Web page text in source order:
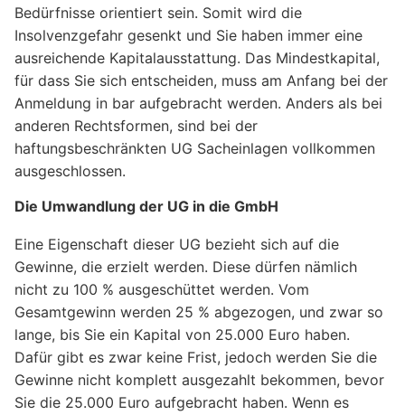
Bedürfnisse orientiert sein. Somit wird die
Insolvenzgefahr gesenkt und Sie haben immer eine
ausreichende Kapitalausstattung. Das Mindestkapital,
für dass Sie sich entscheiden, muss am Anfang bei der
Anmeldung in bar aufgebracht werden. Anders als bei
anderen Rechtsformen, sind bei der
haftungsbeschränkten UG Sacheinlagen vollkommen
ausgeschlossen.
Die Umwandlung der UG in die GmbH
Eine Eigenschaft dieser UG bezieht sich auf die
Gewinne, die erzielt werden. Diese dürfen nämlich
nicht zu 100 % ausgeschüttet werden. Vom
Gesamtgewinn werden 25 % abgezogen, und zwar so
lange, bis Sie ein Kapital von 25.000 Euro haben.
Dafür gibt es zwar keine Frist, jedoch werden Sie die
Gewinne nicht komplett ausgezahlt bekommen, bevor
Sie die 25.000 Euro aufgebracht haben. Wenn es